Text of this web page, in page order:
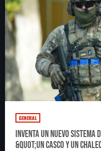
GENERAL
Inventa un nuevo
&quot;Un casco y un